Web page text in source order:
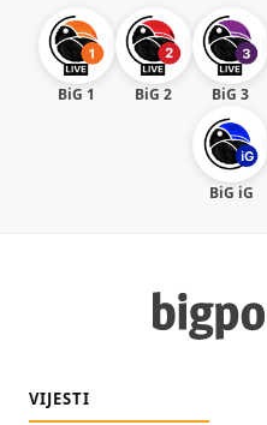
BiG 1 BiG 2 BiG 3
BiG iG
VIJESTI